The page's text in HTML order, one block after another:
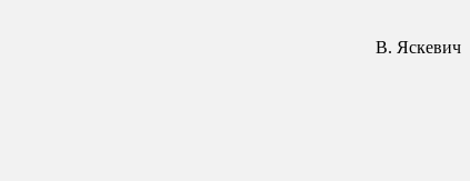
В. Яскевич